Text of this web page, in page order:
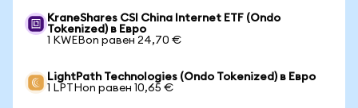
KraneShares CSI China Internet ETF (Ondo
Tokenized) в Евро
1 KWEBon равен 24,70 €
LightPath Technologies (Ondo Tokenized) в Евро
1 LPTHon равен 10,65 €